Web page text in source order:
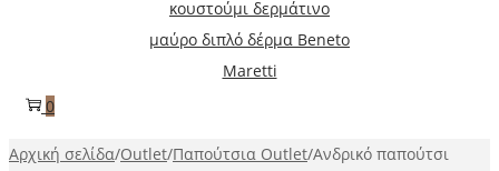
0
Αρχική σελίδα/Outlet/Παπούτσια Outlet/Ανδρικό παπούτσι